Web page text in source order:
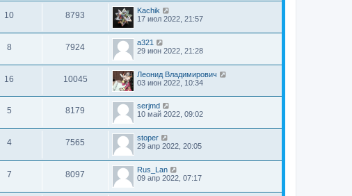
10 8793
Kachik
17 июл 2022, 21:57
8 7924
a321
29 июн 2022, 21:28
16 10045
Леонид Владимирович
03 июн 2022, 10:34
5 8179
serjmd
10 май 2022, 09:02
4 7565
stoper
29 апр 2022, 20:05
7 8097
Rus_Lan
09 апр 2022, 07:17